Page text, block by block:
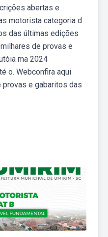
abertas e
motorista categoria d
das últimas edições
de provas e
ma 2024
o. Webconfira aqui
e gabaritos das